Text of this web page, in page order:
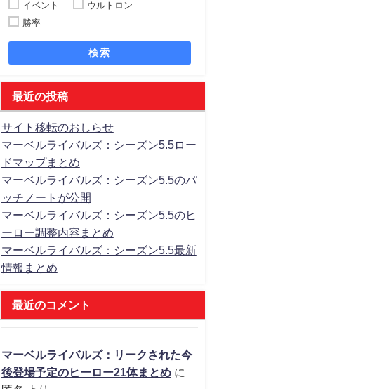
イベント
ウルトロン
勝率
検索
最近の投稿
サイト移転のおしらせ
マーベルライバルズ：シーズン5.5ロー
ドマップまとめ
マーベルライバルズ：シーズン5.5のパ
ッチノートが公開
マーベルライバルズ：シーズン5.5のヒ
ーロー調整内容まとめ
マーベルライバルズ：シーズン5.5最新
情報まとめ
最近のコメント
マーベルライバルズ：リークされた今
後登場予定のヒーロー21体まとめに